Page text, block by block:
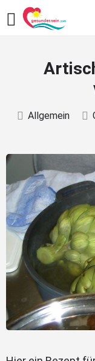
Allgemein